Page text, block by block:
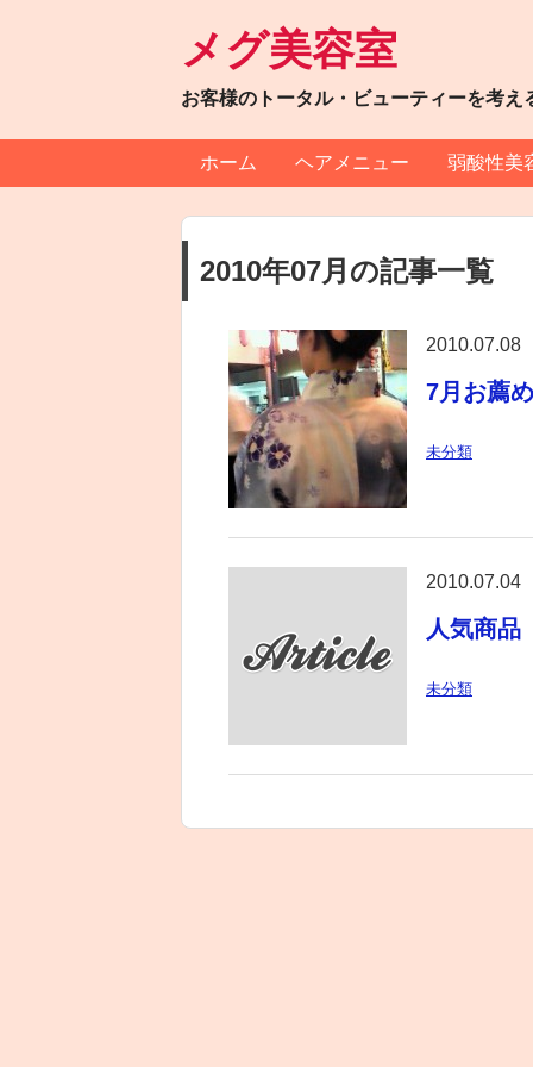
メグ美容室
お客様のトータル・ビューティーを考え
ホーム ヘアメニュー 弱酸性美
2010年07月の記事一覧
2010.07.08
7月お薦
未分類
2010.07.04
人気商品
未分類